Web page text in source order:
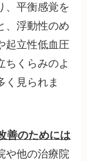
、平衡感覚を
、浮動性のめ
起立性低血圧
ちくらみのよ
く見られま
善のためには
や他の治療院